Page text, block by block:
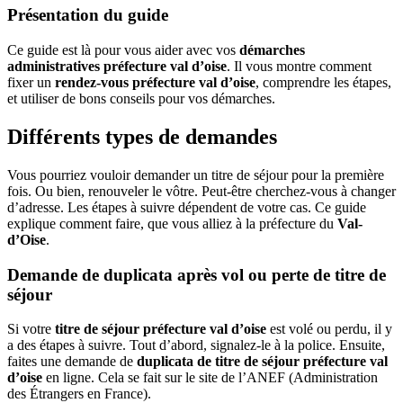
Présentation du guide
Ce guide est là pour vous aider avec vos démarches
administratives préfecture val d’oise. Il vous montre comment
fixer un rendez-vous préfecture val d’oise, comprendre les étapes,
et utiliser de bons conseils pour vos démarches.
Différents types de demandes
Vous pourriez vouloir demander un titre de séjour pour la première
fois. Ou bien, renouveler le vôtre. Peut-être cherchez-vous à changer
d’adresse. Les étapes à suivre dépendent de votre cas. Ce guide
explique comment faire, que vous alliez à la préfecture du Val-
d’Oise.
Demande de duplicata après vol ou perte de titre de
séjour
Si votre titre de séjour préfecture val d’oise est volé ou perdu, il y
a des étapes à suivre. Tout d’abord, signalez-le à la police. Ensuite,
faites une demande de duplicata de titre de séjour préfecture val
d’oise en ligne. Cela se fait sur le site de l’ANEF (Administration
des Étrangers en France).